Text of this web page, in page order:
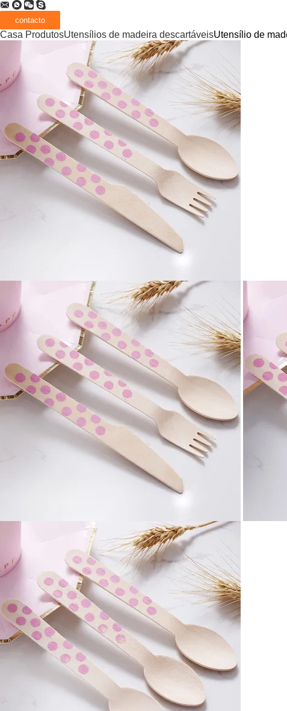
Casa ProdutosUtensílios de madeira descartáveisUtensílio de